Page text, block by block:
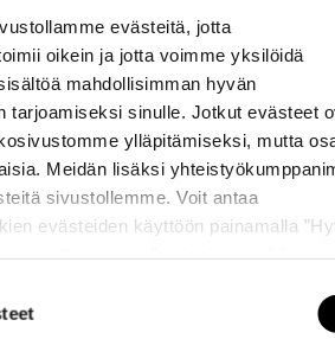
evästeitä, jotta
oikein ja jotta voimme yksilöidä
mahdollisimman hyvän
tarjoamiseksi sinulle. Jotkut evästeet
ylläpitämiseksi, mutta
Meidän lisäksi
sivustollemme. Voit antaa
evästeiden käyttöön painamalla